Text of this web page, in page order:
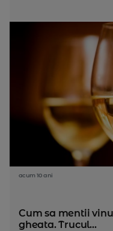
acum 10 ani
Cum sa mentii
gheata. Trucul...